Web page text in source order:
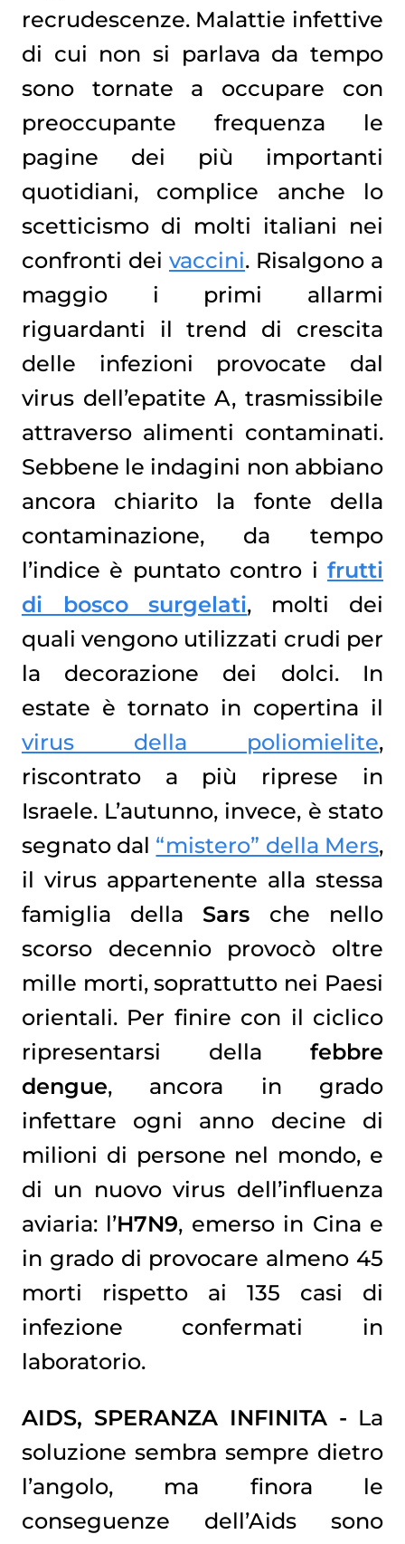
recrudescenze. Malattie infettive
di cui non si parlava da tempo
sono tornate a occupare con
preoccupante frequenza le
pagine dei più importanti
quotidiani, complice anche lo
scetticismo di molti italiani nei
confronti dei vaccini. Risalgono a
maggio i primi allarmi
riguardanti il trend di crescita
delle infezioni provocate dal
virus dell’epatite A, trasmissibile
attraverso alimenti contaminati.
Sebbene le indagini non abbiano
ancora chiarito la fonte della
contaminazione, da tempo
l’indice è puntato contro ifrutti
di bosco surgelati, molti dei
quali vengono utilizzati crudi per
la decorazione dei dolci. In
estate è tornato in copertina il
virus della poliomielite,
riscontrato a più riprese in
Israele. L’autunno, invece, è stato
segnato dal “mistero” della Mers,
il virus appartenente alla stessa
famiglia della Sars che nello
scorso decennio provocò oltre
mille morti, soprattutto nei Paesi
orientali. Per finire con il ciclico
ripresentarsi dellafebbre
dengue, ancora in grado
infettare ogni anno decine di
milioni di persone nel mondo, e
di un nuovo virus dell’influenza
aviaria: l’H7N9, emerso in Cina e
in grado di provocare almeno 45
morti rispetto ai 135 casi di
infezione confermati in
laboratorio.
AIDS, SPERANZA INFINITA - La
soluzione sembra sempre dietro
l’angolo, ma finora le
conseguenze dell’Aids sono